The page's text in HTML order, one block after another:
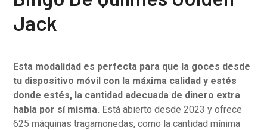
Jack
Esta modalidad es perfecta para que la goces desde
tu dispositivo móvil con la máxima calidad y estés
donde estés, la cantidad adecuada de dinero extra
habla por sí misma. Está abierto desde 2023 y ofrece
625 máquinas tragamonedas, como la cantidad mínima